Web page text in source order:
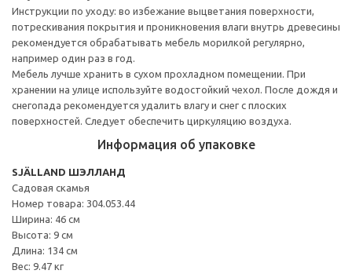
Инструкции по уходу: во избежание выцветания поверхности,
потрескивания покрытия и проникновения влаги внутрь древесины
рекомендуется обрабатывать мебель морилкой регулярно,
например один раз в год.
Мебель лучше хранить в сухом прохладном помещении. При
хранении на улице используйте водостойкий чехол. После дождя и
снегопада рекомендуется удалить влагу и снег с плоских
поверхностей. Следует обеспечить циркуляцию воздуха.
Информация об упаковке
SJÄLLAND ШЭЛЛАНД
Садовая скамья
Номер товара: 304.053.44
Ширина: 46 см
Высота: 9 см
Длина: 134 см
Вес: 9.47 кг